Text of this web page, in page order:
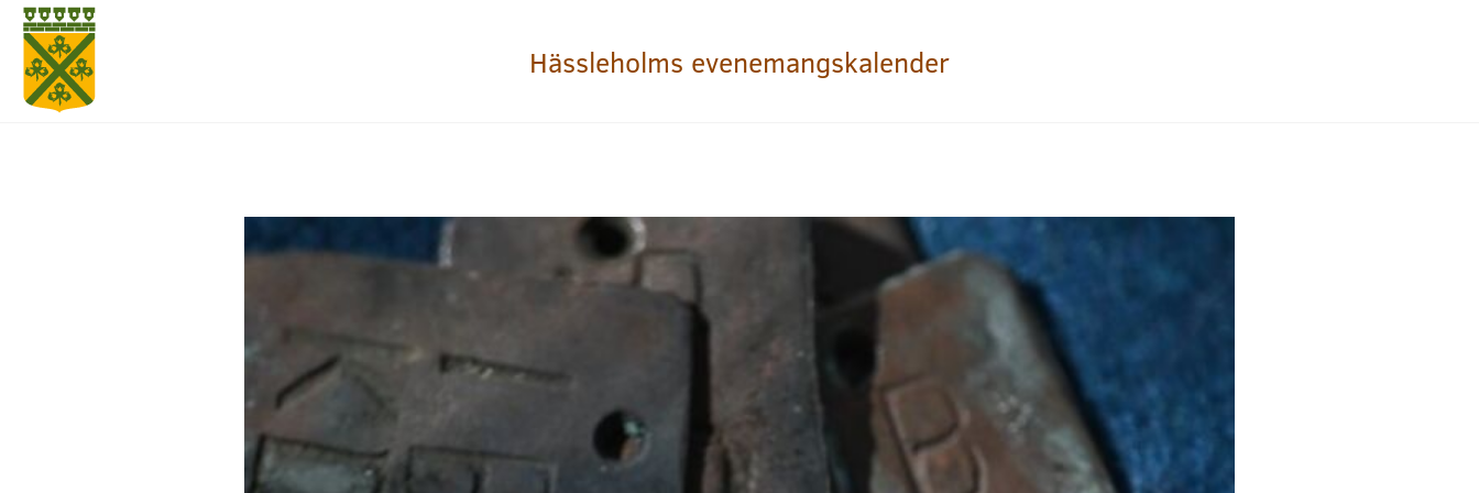
Hässleholms evenemangskalender